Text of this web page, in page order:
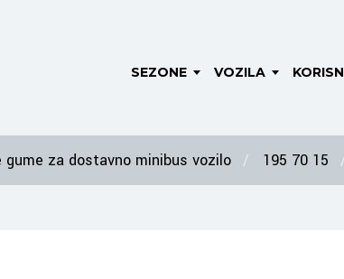
SEZONE VOZILA
gume za dostavno minibus vozilo 195 70 15